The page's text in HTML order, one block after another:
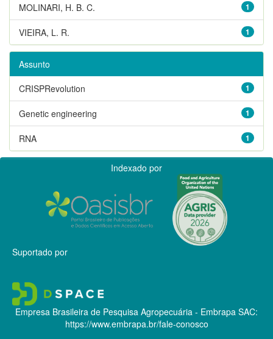
1
MOLINARI, H. B. C.
1
VIEIRA, L. R.
Assunto
1
CRISPRevolution
1
Genetic engineering
1
RNA
Indexado por
Suportado por
Empresa Brasileira de Pesquisa Agropecuária - Embrapa SAC:
https://www.embrapa.br/fale-conosco